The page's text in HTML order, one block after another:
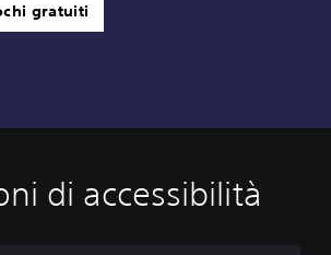
gratuiti
di accessibilità